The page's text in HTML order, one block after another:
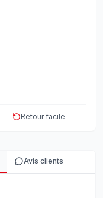
Retour facile
Avis clients